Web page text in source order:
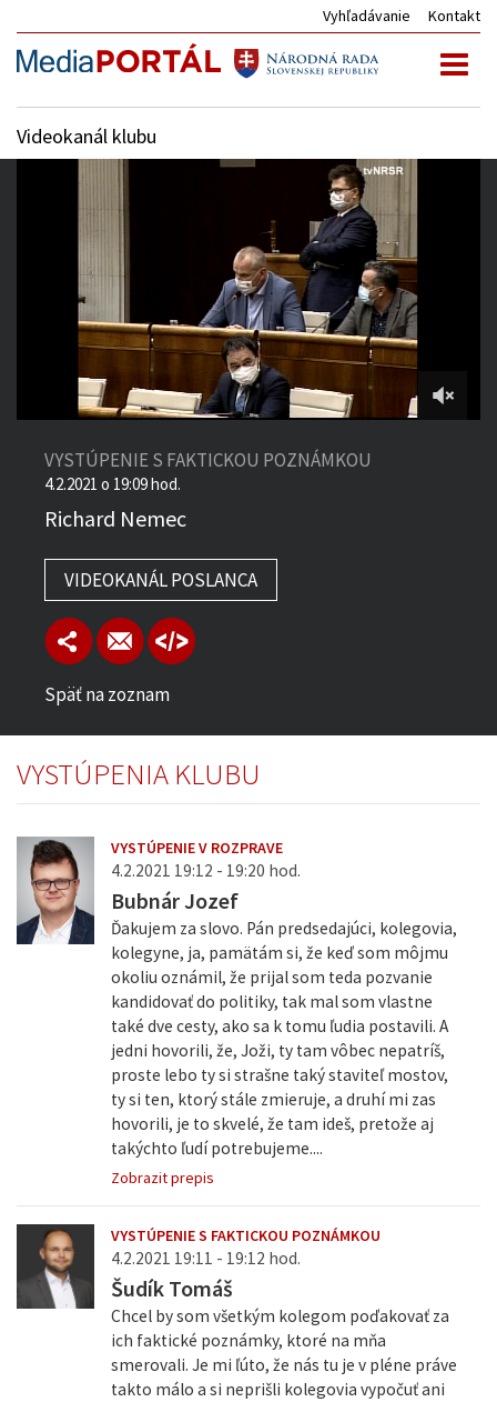
Vyhľadávanie Kontakt
Videokanál klubu
5:33:23
VYSTÚPENIE S FAKTICKOU POZNÁMKOU
4.2.2021 o 19:09 hod.
Richard Nemec
VIDEOKANÁL POSLANCA
Späť na zoznam
VYSTÚPENIA KLUBU
VYSTÚPENIE V ROZPRAVE
4.2.2021 19:12 - 19:20 hod.
Bubnár Jozef
Ďakujem za slovo. Pán predsedajúci, kolegovia,
kolegyne, ja, pamätám si, že keď som môjmu
okoliu oznámil, že prijal som teda pozvanie
kandidovať do politiky, tak mal som vlastne
také dve cesty, ako sa k tomu ľudia postavili. A
jedni hovorili, že, Joži, ty tam vôbec nepatríš,
proste lebo ty si strašne taký staviteľ mostov,
ty si ten, ktorý stále zmieruje, a druhí mi zas
hovorili, je to skvelé, že tam ideš, pretože aj
takýchto ľudí potrebujeme....
Zobrazit prepis
VYSTÚPENIE S FAKTICKOU POZNÁMKOU
4.2.2021 19:11 - 19:12 hod.
Šudík Tomáš
Chcel by som všetkým kolegom poďakovať za
ich faktické poznámky, ktoré na mňa
smerovali. Je mi ľúto, že nás tu je v pléne práve
takto málo a si neprišli kolegovia vypočuť ani